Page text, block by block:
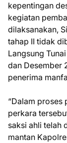
kepentingan
kegiatan
dilaksanakan,
tahap II tidak
Langsung
dan Desember
penerima
“Dalam proses
perkara
saksi ahli telah
mantan